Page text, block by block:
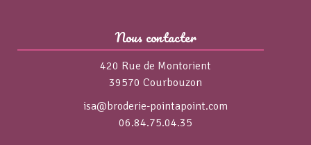
Nous contacter
420 Rue de Montorient
39570 Courbouzon
isa@broderie-pointapoint.com
06.84.75.04.35